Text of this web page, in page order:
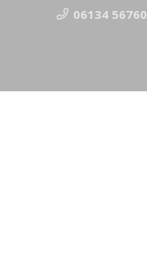
06134 56760